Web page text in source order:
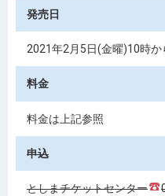
発売日
2021年2月5日(金曜)10時
料金
料金は上記参照
申込
としまチケットセンター